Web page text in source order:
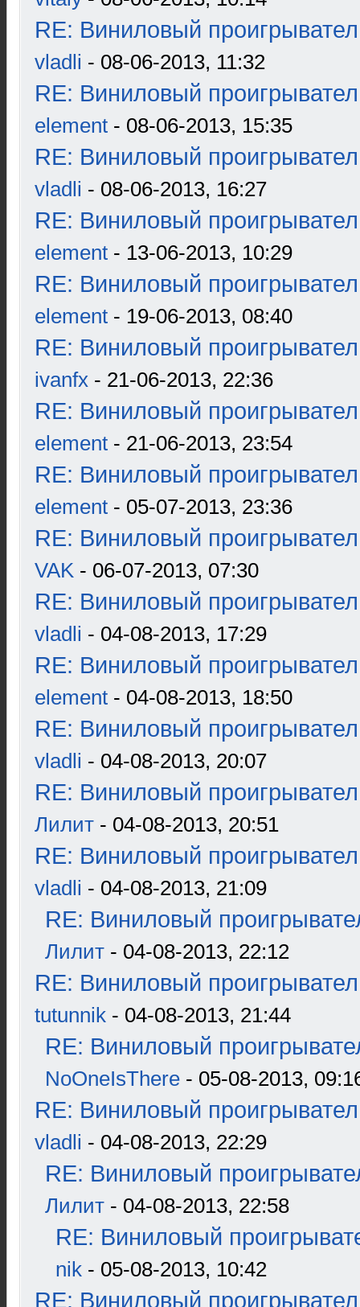
RE: Виниловый
vladli - 08-06-2013, 11:32
RE: Виниловый
element - 08-06-2013, 15:35
RE: Виниловый
vladli - 08-06-2013, 16:27
RE: Виниловый
element - 13-06-2013, 10:29
RE: Виниловый
element - 19-06-2013, 08:40
RE: Виниловый
ivanfx - 21-06-2013, 22:36
RE: Виниловый
element - 21-06-2013, 23:54
RE: Виниловый
element - 05-07-2013, 23:36
RE: Виниловый
VAK - 06-07-2013, 07:30
RE: Виниловый
vladli - 04-08-2013, 17:29
RE: Виниловый
element - 04-08-2013, 18:50
RE: Виниловый
vladli - 04-08-2013, 20:07
RE: Виниловый
Лилит - 04-08-2013, 20:51
RE: Виниловый
vladli - 04-08-2013, 21:09
RE: Виниловый
Лилит - 04-08-2013, 22:12
RE: Виниловый
tutunnik - 04-08-2013, 21:44
RE: Виниловый
NoOneIsThere - 05-08-2013,
RE: Виниловый
vladli - 04-08-2013, 22:29
RE: Виниловый
Лилит - 04-08-2013, 22:58
RE: Виниловый
nik - 05-08-2013, 10:42
RE: Виниловый